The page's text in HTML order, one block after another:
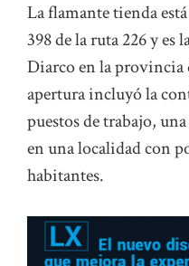
La flamante tienda
398 de la ruta 226 y es
Diarco en la provincia
apertura incluyó la
puestos de trabajo,
en una localidad con
habitantes.